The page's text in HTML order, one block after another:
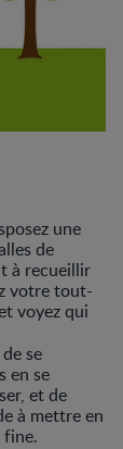
une
de
à recueillir
votre tout-
voyez qui
se
en se
et de
à mettre en